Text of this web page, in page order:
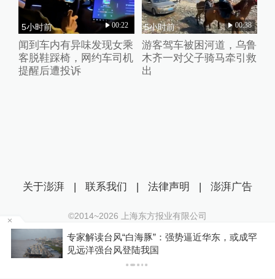
5小时前 00:22
闻到车内有异味发现女乘
客脱鞋踩椅，网约车司机
提醒后遭投诉
5小时前 00:38
游客驾车被困河道，乌鲁
木齐一对父子骑马牵引救
出
专家解读台风“白海豚”：强势逼近华东，或成罕
见远洋强台风登陆我国
关于澎湃 | 联系我们 | 法律声明 | 澎湃广告
©2014~2026 上海东方报业有限公司
沪ICP证：沪B2-20170116 | 沪ICP备14003370号
互联网新闻信息服务许可证：31120170006
沪公网安备 31010602000299号